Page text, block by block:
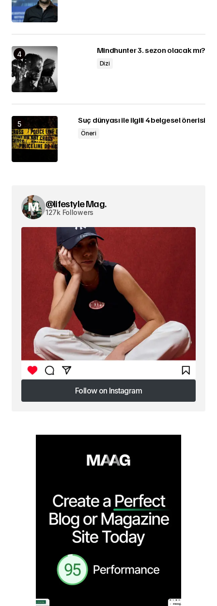
Mindhunter 3. sezon olacak mı?
Dizi
Suç dünyası ile ilgili 4 belgesel önerisi
Öneri
@lifestyle Mag.
127k Followers
Follow on Instagram
Follow on Instagram